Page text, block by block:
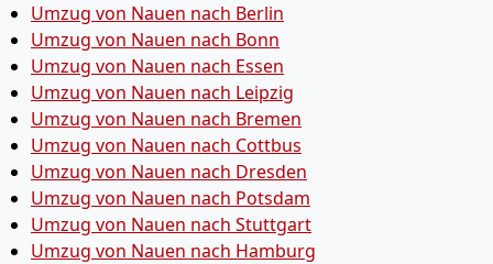
Umzug von Nauen nach Berlin
Umzug von Nauen nach Bonn
Umzug von Nauen nach Essen
Umzug von Nauen nach Leipzig
Umzug von Nauen nach Bremen
Umzug von Nauen nach Cottbus
Umzug von Nauen nach Dresden
Umzug von Nauen nach Potsdam
Umzug von Nauen nach Stuttgart
Umzug von Nauen nach Hamburg